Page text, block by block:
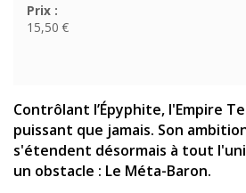
Prix :
15,50 €
Contrôlant l’Épyphite, l'Empire
puissant que jamais. Son
s'étendent désormais à tout
un obstacle : Le Méta-Baron.